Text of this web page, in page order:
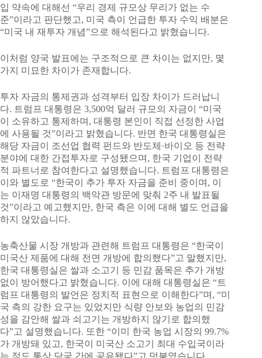
입 약속에 대해선 “우리 경제 규모상 무리가 없는 수
준”이라고 판단했고, 미국 측이 언급한 투자 수익 배분은
“미국 내 재투자 개념”으로 해석된다고 밝혔습니다.
이처럼 양국 발표에는 구조적으로 큰 차이는 없지만, 몇
가지 미묘한 차이가 존재합니다.
투자 자금의 통제권과 성격부터 입장 차이가 드러납니
다. 트럼프 대통령은 3,500억 달러 규모의 자금이 “미국
이 소유하고 통제하며, 대통령 본인이 직접 선정한 사업
에 사용될 것”이라고 밝혔습니다. 반면 한국 대통령실은
해당 자금이 조선업 협력 펀드와 반도체·바이오 등 전략
분야에 대한 간접투자로 구성됐으며, 한국 기업이 전략
적 파트너로 참여한다고 설명했습니다. 트럼프 대통령은
이와 별도로 “한국이 추가 투자 자금을 준비 중이며, 이
는 이재명 대통령의 백악관 방문에 맞춰 2주 내 발표될
것”이라고 예고했지만, 한국 측은 이에 대해 별도 언급을
하지 않았습니다.
농축산물 시장 개방과 관련해 트럼프 대통령은 “한국이
미국산 제품에 대해 전면 개방에 합의했다”고 말했지만,
한국 대통령실은 쌀과 소고기 등 민감 품목은 추가 개방
없이 방어했다고 밝혔습니다. 이에 대해 대통령실은 “트
럼프 대통령의 발언은 정치적 표현으로 이해한다”며, “미
국 측의 강한 요구는 있었지만 식량 안보와 농업의 민감
성을 감안해 쌀과 쇠고기는 개방하지 않기로 합의했
다”고 설명했습니다. 또한 “이미 한국 농업 시장의 99.7%
가 개방돼 있고, 한국이 미국산 소고기 최대 수입국이라